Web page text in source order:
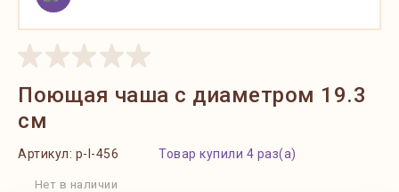
Поющая чаша с диаметром 19.3
см
Артикул: p-l-456 Товар купили 4 раз(а)
Нет в наличии